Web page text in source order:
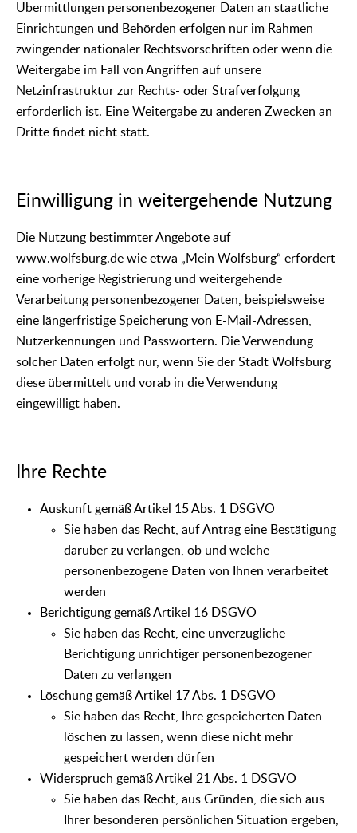
Übermittlungen personenbezogener Daten an staatliche
Einrichtungen und Behörden erfolgen nur im Rahmen
zwingender nationaler Rechtsvorschriften oder wenn die
Weitergabe im Fall von Angriffen auf unsere
Netzinfrastruktur zur Rechts- oder Strafverfolgung
erforderlich ist. Eine Weitergabe zu anderen Zwecken an
Dritte findet nicht statt.
Einwilligung in weitergehende Nutzung
Die Nutzung bestimmter Angebote auf
www.wolfsburg.de wie etwa „Mein Wolfsburg“ erfordert
eine vorherige Registrierung und weitergehende
Verarbeitung personenbezogener Daten, beispielsweise
eine längerfristige Speicherung von E-Mail-Adressen,
Nutzerkennungen und Passwörtern. Die Verwendung
solcher Daten erfolgt nur, wenn Sie der Stadt Wolfsburg
diese übermittelt und vorab in die Verwendung
eingewilligt haben.
Ihre Rechte
Auskunft gemäß Artikel 15 Abs. 1 DSGVO
Sie haben das Recht, auf Antrag eine Bestätigung
darüber zu verlangen, ob und welche
personenbezogene Daten von Ihnen verarbeitet
werden
Berichtigung gemäß Artikel 16 DSGVO
Sie haben das Recht, eine unverzügliche
Berichtigung unrichtiger personenbezogener
Daten zu verlangen
Löschung gemäß Artikel 17 Abs. 1 DSGVO
Sie haben das Recht, Ihre gespeicherten Daten
löschen zu lassen, wenn diese nicht mehr
gespeichert werden dürfen
Widerspruch gemäß Artikel 21 Abs. 1 DSGVO
Sie haben das Recht, aus Gründen, die sich aus
Ihrer besonderen persönlichen Situation ergeben,